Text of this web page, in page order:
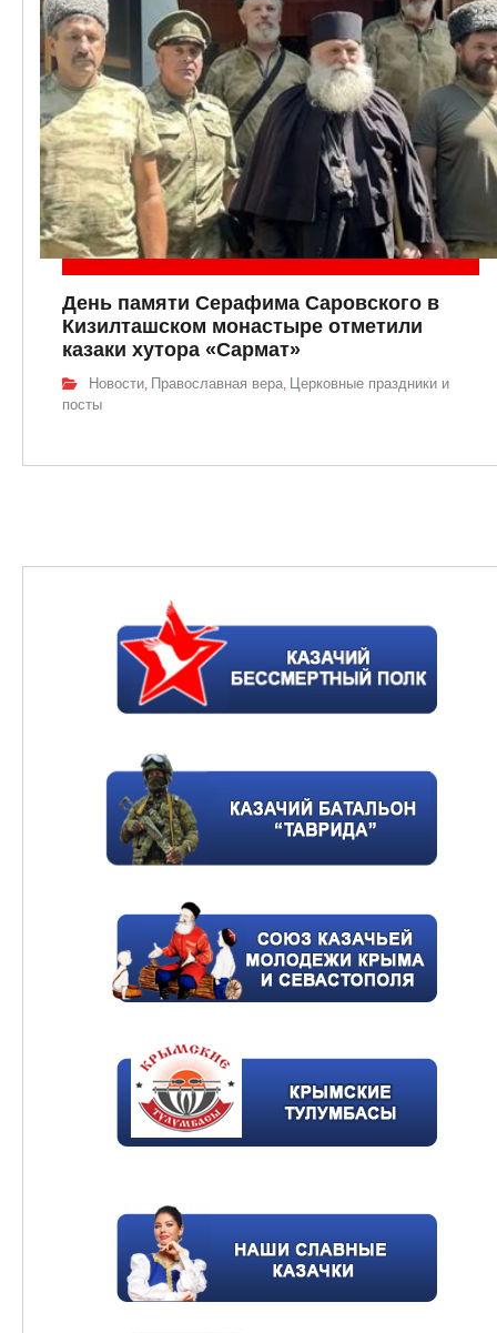
День памяти Серафима Саровского в
Кизилташском монастыре отметили
казаки хутора «Сармат»
Новости Православная вера Церковные праздники и
посты